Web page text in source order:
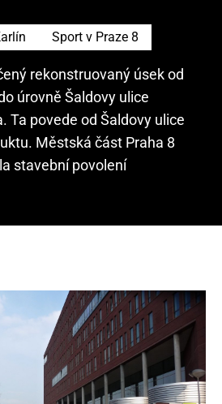
Sport v Praze 8
rekonstruovaný úsek od
úrovně Šaldovy ulice
Ta povede od Šaldovy ulice
Městská část Praha 8
stavební povolení